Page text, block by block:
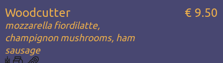
Woodcutter
mozzarella fiordilatte,
champignon mushrooms, ham
sausage
€ 9.50